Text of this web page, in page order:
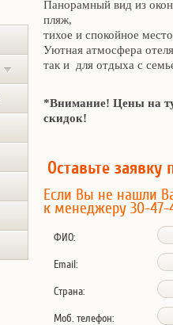
Панорамный вид из
пляж,
тихое и спокойное
Уютная атмосфера
так и для отдыха с
*Внимание! Цены на
скидок!
Оставьте заявку
Если Вы не нашли
к менеджеру 30-47-
ФИО:
Email:
Страна:
Моб. телефон: